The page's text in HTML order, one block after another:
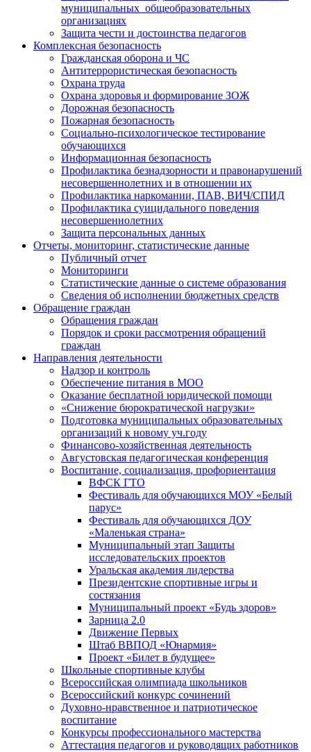
муниципальных общеобразовательных
организациях
Защита чести и достоинства педагогов
Комплексная безопасность
Гражданская оборона и ЧС
Антитеррористическая безопасность
Охрана труда
Охрана здоровья и формирование ЗОЖ
Дорожная безопасность
Пожарная безопасность
Социально-психологическое тестирование
обучающихся
Информационная безопасность
Профилактика безнадзорности и правонарушений
несовершеннолетних и в отношении их
Профилактика наркомании, ПАВ, ВИЧ/СПИД
Профилактика суицидального поведения
несовершеннолетних
Защита персональных данных
Отчеты, мониторинг, статистические данные
Публичный отчет
Мониторинги
Статистические данные о системе образования
Сведения об исполнении бюджетных средств
Обращение граждан
Обращения граждан
Порядок и сроки рассмотрения обращений
граждан
Направления деятельности
Надзор и контроль
Обеспечение питания в МОО
Оказание бесплатной юридической помощи
«Снижение бюрократической нагрузки»
Подготовка муниципальных образовательных
организаций к новому уч.году
Финансово-хозяйственная деятельность
Августовская педагогическая конференция
Воспитание, социализация, профориентация
ВФСК ГТО
Фестиваль для обучающихся МОУ «Белый
парус»
Фестиваль для обучающихся ДОУ
«Маленькая страна»
Муниципальный этап Защиты
исследовательских проектов
Уральская академия лидерства
Президентские спортивные игры и
состязания
Муниципальный проект «Будь здоров»
Зарница 2.0
Движение Первых
Штаб ВВПОД «Юнармия»
Проект «Билет в будущее»
Школьные спортивные клубы
Всероссийская олимпиада школьников
Всероссийский конкурс сочинений
Духовно-нравственное и патриотическое
воспитание
Конкурсы профессионального мастерства
Аттестация педагогов и руководящих работников